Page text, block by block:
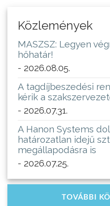
Közlemények
MASZSZ: Legyen
hőhatár!
- 2026.08.05.
A tagdíjbeszedési
kérik a
- 2026.07.31.
A Hanon Systems
határozatlan idejű
megállapodásra is
- 2026.07.25.
TOVÁBBI